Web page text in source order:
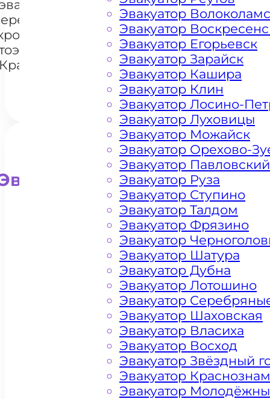
и
+7 985 222 99 01
для
Эвакуатор
Эвакуатор
Эвакуатор Егорьевск
Эвакуатор Зарайск
Эвакуатор Кашира
Эвакуатор Клин
Эвакуатор Лосино-
Эвакуатор Луховицы
Эвакуатор Можайск
Эвакуатор Орехово-
Эвакуатор
Эвакуатор Руза
Эвакуатор Ступино
Эвакуатор Талдом
Эвакуатор Фрязино
Эвакуатор
Эвакуатор Шатура
Эвакуатор Дубна
Эвакуатор Лотошино
Эвакуатор
Эвакуатор Шаховская
Эвакуатор Власиха
Эвакуатор Восход
Эвакуатор Звёздный
Эвакуатор
Эвакуатор